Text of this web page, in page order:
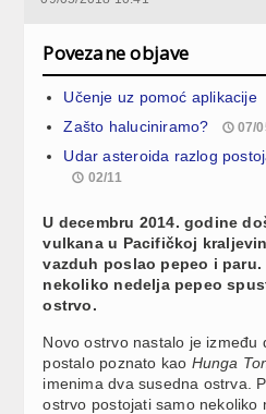
Povezane objave
Učenje uz pomoć aplikacije
Zašto haluciniramo? 07/
Udar asteroida razlog
02/11
U decembru 2014. godine
vulkana u Pacifičkoj
vazduh poslao pepeo i paru.
nekoliko nedelja pepeo
ostrvo.
Novo ostrvo nastalo je između
postalo poznato kao Hunga
imenima dva susedna ostrva.
ostrvo postojati samo nekoliko